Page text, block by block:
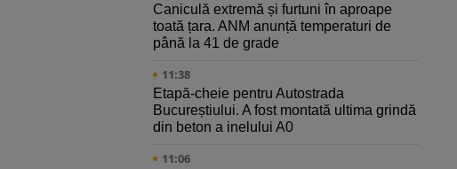
Caniculă extremă și furtuni în aproape
toată țara. ANM anunță temperaturi de
până la 41 de grade
11:38
Etapă-cheie pentru Autostrada
Bucureștiului. A fost montată ultima grindă
din beton a inelului A0
11:06